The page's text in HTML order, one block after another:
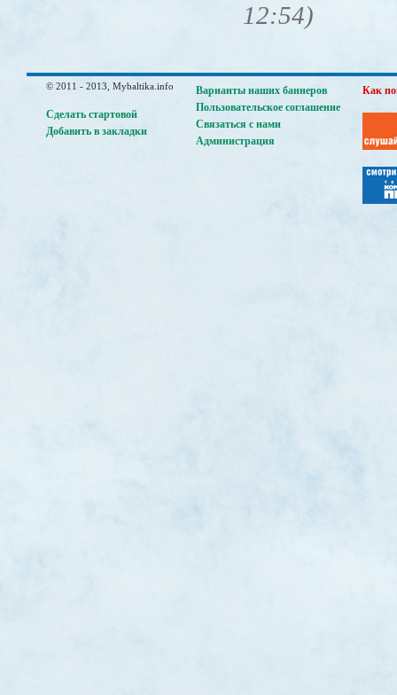
12:54)
© 2011 - 2013, Mybaltika.info
Сделать стартовой
Добавить в закладки
Варианты наших баннеров
Пользовательское соглашение
Связаться с нами
Администрация
Как